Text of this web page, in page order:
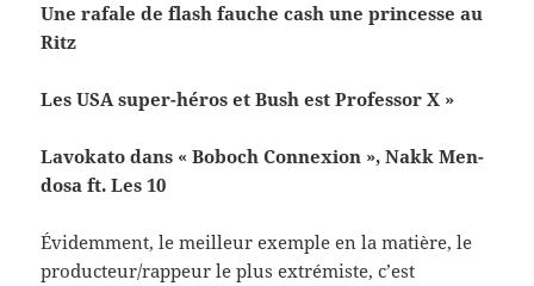
Une rafale de flash fauche cash une princesse au
Ritz
Les USA super-​héros et Bush est Pro­fes­sor X »
Lavokato dans « Boboch Con­nex­ion », Nakk Men­
dosa ft. Les 10
Évidem­ment, le meilleur exem­ple en la matière, le
producteur/​rappeur le plus extrémiste, c’est